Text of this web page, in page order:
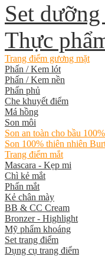
Set dưỡng
Thực
Trang điểm gương mặt
Phấn / Kem lót
Phấn / Kem nền
Phấn phủ
Che khuyết điểm
Má hồng
Son môi
Son an toàn cho bầu
Son 100% thiên nhiên
Trang điểm mắt
Mascara - Kẹp mi
Chì kẻ mắt
Phấn mắt
Kẻ chân mày
BB & CC Cream
Bronzer - Highlight
Mỹ phẩm khoáng
Set trang điểm
Dụng cụ trang điểm